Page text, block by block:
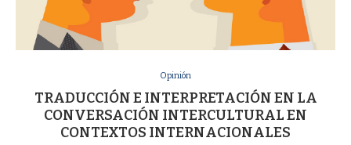
Opinión
TRADUCCIÓN E INTERPRETACIÓN EN LA
CONVERSACIÓN INTERCULTURAL EN
CONTEXTOS INTERNACIONALES